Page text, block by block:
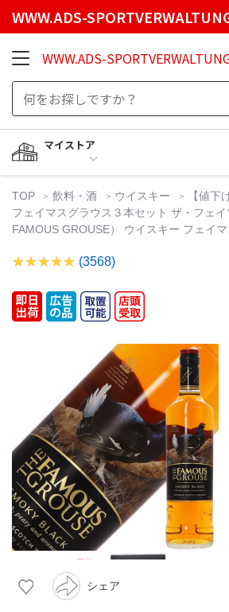
WWW.ADS-
WWW.ADS-
マイストア
TOP 飲料・酒 ウイスキー
【値
フェイマスグラウス３本セット ザ・フェ
FAMOUS GROUSE） ウイスキー フェイマ
(3568)
シェア